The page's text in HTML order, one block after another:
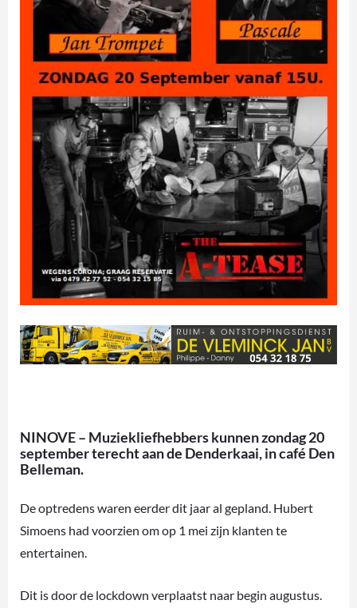
NINOVE – Muziekliefhebbers kunnen zondag 20
september terecht aan de Denderkaai, in café Den
Belleman.
De optredens waren eerder dit jaar al gepland. Hubert
Simoens had voorzien om op 1 mei zijn klanten te
entertainen.
Dit is door de lockdown verplaatst naar begin augustus.